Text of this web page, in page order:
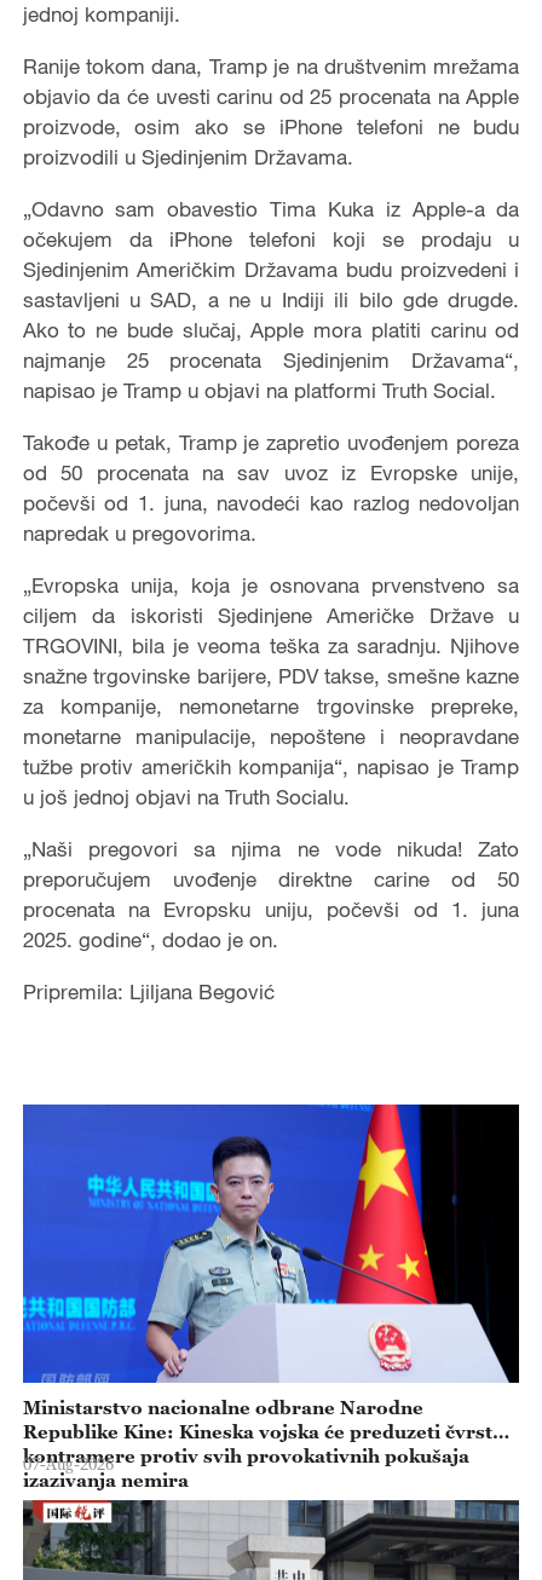
jednoj kompaniji.
Ranije tokom dana, Tramp je na društvenim mrežama
objavio da će uvesti carinu od 25 procenata na Apple
proizvode, osim ako se iPhone telefoni ne budu
proizvodili u Sjedinjenim Državama.
„Odavno sam obavestio Tima Kuka iz Apple-a da
očekujem da iPhone telefoni koji se prodaju u
Sjedinjenim Američkim Državama budu proizvedeni i
sastavljeni u SAD, a ne u Indiji ili bilo gde drugde.
Ako to ne bude slučaj, Apple mora platiti carinu od
najmanje 25 procenata Sjedinjenim Državama“,
napisao je Tramp u objavi na platformi Truth Social.
Takođe u petak, Tramp je zapretio uvođenjem poreza
od 50 procenata na sav uvoz iz Evropske unije,
počevši od 1. juna, navodeći kao razlog nedovoljan
napredak u pregovorima.
„Evropska unija, koja je osnovana prvenstveno sa
ciljem da iskoristi Sjedinjene Američke Države u
TRGOVINI, bila je veoma teška za saradnju. Njihove
snažne trgovinske barijere, PDV takse, smešne kazne
za kompanije, nemonetarne trgovinske prepreke,
monetarne manipulacije, nepoštene i neopravdane
tužbe protiv američkih kompanija“, napisao je Tramp
u još jednoj objavi na Truth Socialu.
„Naši pregovori sa njima ne vode nikuda! Zato
preporučujem uvođenje direktne carine od 50
procenata na Evropsku uniju, počevši od 1. juna
2025. godine“, dodao je on.
Pripremila: Ljiljana Begović
Ministarstvo nacionalne odbrane Narodne
Republike Kine: Kineska vojska će preduzeti čvrste
kontramere protiv svih provokativnih pokušaja
izazivanja nemira
07-Aug-2026